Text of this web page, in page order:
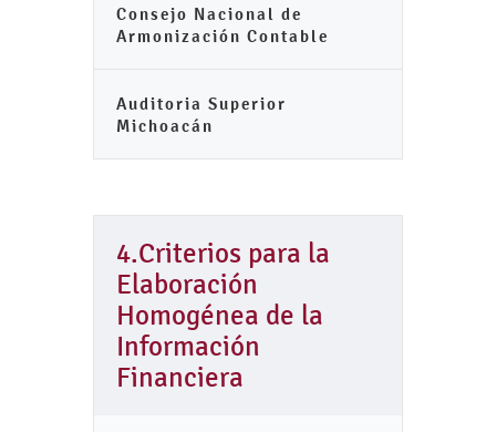
Consejo Nacional de
Armonización Contable
Auditoria Superior
Michoacán
4.Criterios para la
Elaboración
Homogénea de la
Información
Financiera